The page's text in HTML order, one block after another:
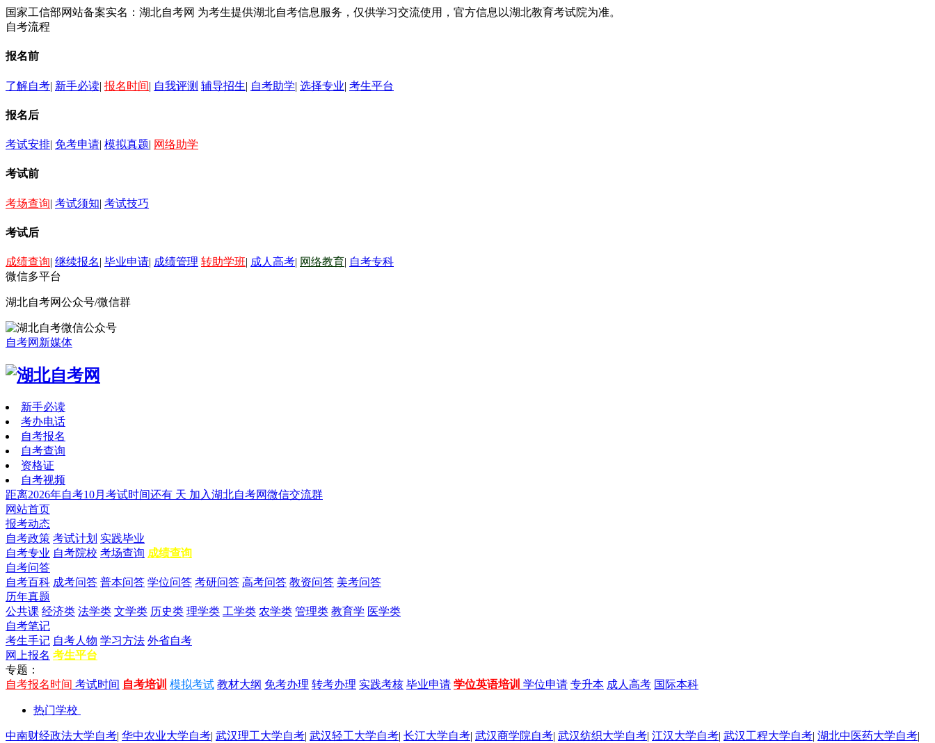
国家工信部网站备案实名：湖北自考网 为考生提供湖北自考信息服务，仅供学习交流使用，官方信息以湖北教育考试院为准。
自考流程
报名前
了解自考| 新手必读| 报名时间| 自我评测 辅导招生| 自考助学| 选择专业| 考生平台
报名后
考试安排| 免考申请| 模拟真题| 网络助学
考试前
考场查询| 考试须知| 考试技巧
考试后
成绩查询| 继续报名| 毕业申请| 成绩管理 转助学班| 成人高考| 网络教育| 自考专科
微信多平台
湖北自考网公众号/微信群
自考网新媒体
新手必读
考办电话
自考报名
自考查询
资格证
自考视频
距离2026年自考10月考试时间还有 天 加入湖北自考网微信交流群
网站首页
报考动态
自考政策 考试计划 实践毕业
自考专业 自考院校 考场查询 成绩查询
自考问答
自考百科 成考问答 普本问答 学位问答 考研问答 高考问答 教资问答 美考问答
历年真题
公共课 经济类 法学类 文学类 历史类 理学类 工学类 农学类 管理类 教育学 医学类
自考笔记
考生手记 自考人物 学习方法 外省自考
网上报名 考生平台
专题：
自考报名时间 考试时间 自考培训 模拟考试 教材大纲 免考办理 转考办理 实践考核 毕业申请 学位英语培训 学位申请 专升本 成人高考 国际本科
热门学校
中南财经政法大学自考| 华中农业大学自考| 武汉理工大学自考| 武汉轻工大学自考| 长江大学自考| 武汉商学院自考| 武汉纺织大学自考| 江汉大学自考| 武汉工程大学自考| 湖北中医药大学自考|